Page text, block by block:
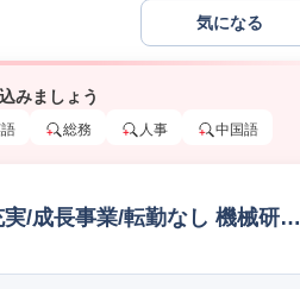
気になる
みましょう
総務 人事 中国語
/成長事業/転勤なし 機械研究